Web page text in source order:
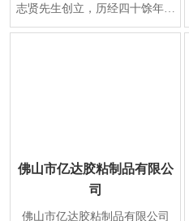
志贤先生创立，历经四十馀年之
努力，为全球上下游整合最完整
佛山市亿达胶粘制品有限公
司
佛山市亿达胶粘制品有限公司